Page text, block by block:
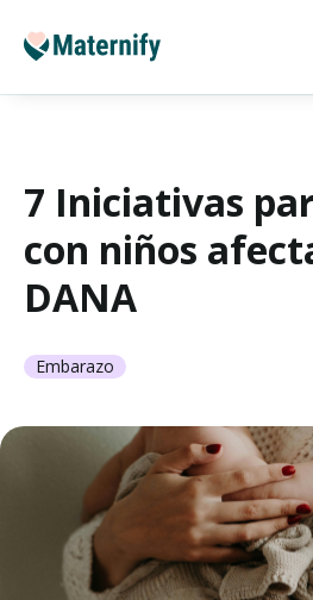
7 Iniciativas
con niños
DANA
Embarazo